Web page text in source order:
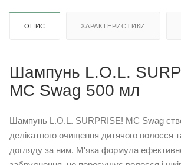
ОПИС ХАРАКТЕРИСТИКИ
Шампунь L.O.L.
MC Swag 500 мл
Шампунь L.O.L. SURPRISE! MC Swag
делікатного очищення дитячого волосся
догляду за ним. М'яка формула